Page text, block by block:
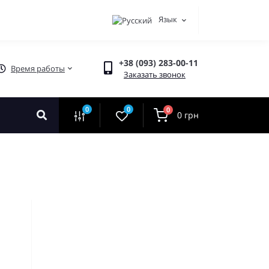
Язык
Время работы +38 (093) 283-00-11
Заказать звонок
0 0 0 0 грн